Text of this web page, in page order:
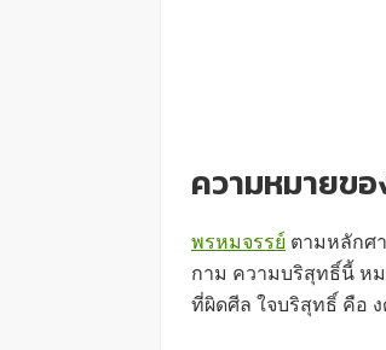
ความหมายข
พรหมจรรย์ ตามหลักศ
กาม ความบริสุทธิ์นี้ หม
ที่ผิดศีล ใจบริสุทธิ์ คือ